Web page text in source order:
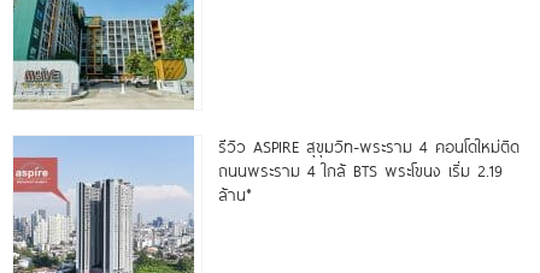
รีวิว ASPIRE สุขุมวิท-พระราม 4 คอนโดใหม่ติด
ถนนพระราม 4 ใกล้ BTS พระโขนง เริ่ม 2.19
ล้าน*